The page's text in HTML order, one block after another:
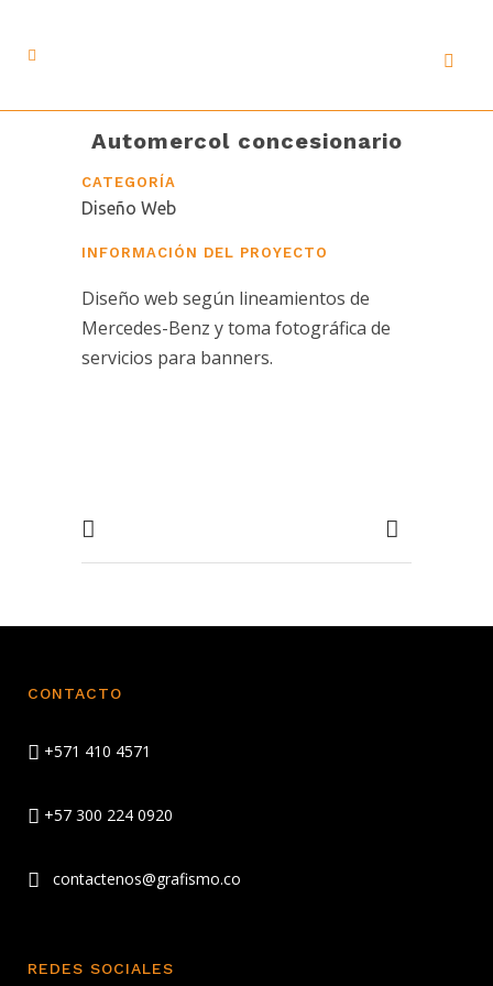
Automercol concesionario
CATEGORÍA
Diseño Web
INFORMACIÓN DEL PROYECTO
Diseño web según lineamientos de
Mercedes-Benz y toma fotográfica de
servicios para banners.
CONTACTO
+571 410 4571
+57 300 224 0920
contactenos@grafismo.co
REDES SOCIALES